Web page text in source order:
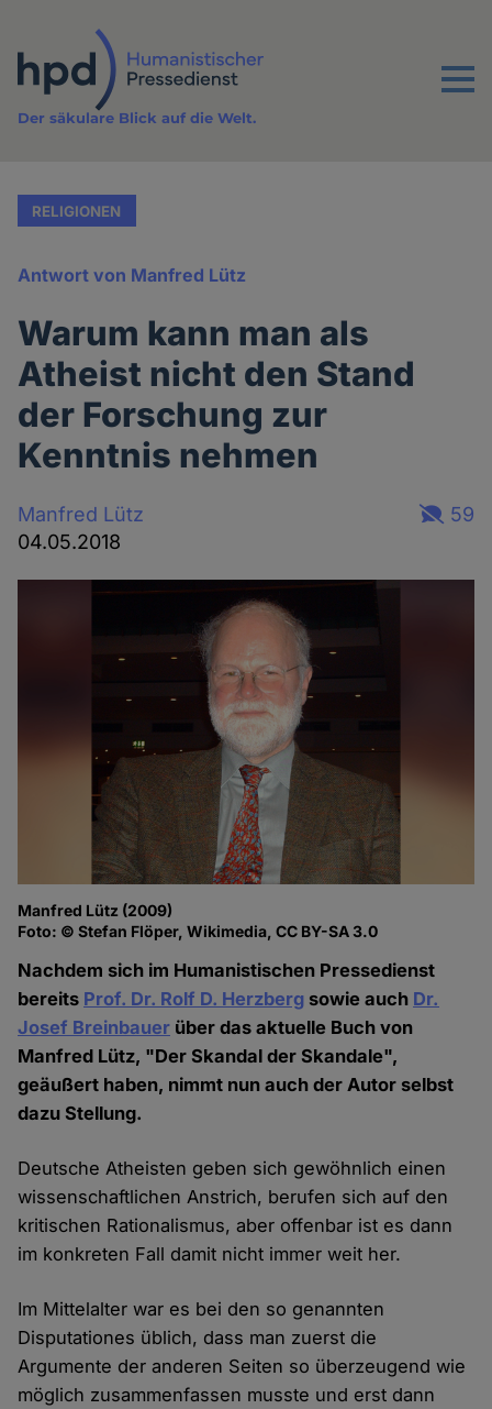
Inhalt
Menu
Der säkulare Blick auf die Welt.
RELIGIONEN
Antwort von Manfred Lütz
Warum kann man als
Atheist nicht den Stand
der Forschung zur
Kenntnis nehmen
Manfred Lütz
04.05.2018
59
Manfred Lütz (2009)
Foto: © Stefan Flöper, Wikimedia, CC BY-SA 3.0
Nachdem sich im Humanistischen Pressedienst
bereits Prof. Dr. Rolf D. Herzberg sowie auch Dr.
Josef Breinbauer über das aktuelle Buch von
Manfred Lütz, "Der Skandal der Skandale",
geäußert haben, nimmt nun auch der Autor selbst
dazu Stellung.
Deutsche Atheisten geben sich gewöhnlich einen
wissenschaftlichen Anstrich, berufen sich auf den
kritischen Rationalismus, aber offenbar ist es dann
im konkreten Fall damit nicht immer weit her.
Im Mittelalter war es bei den so genannten
Disputationes üblich, dass man zuerst die
Argumente der anderen Seiten so überzeugend wie
möglich zusammenfassen musste und erst dann